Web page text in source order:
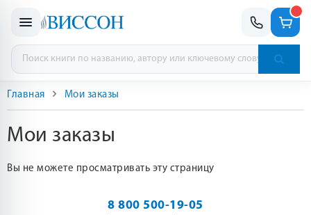
Главная Мои заказы
Мои заказы
Вы не можете просматривать эту страницу
8 800 500-19-05